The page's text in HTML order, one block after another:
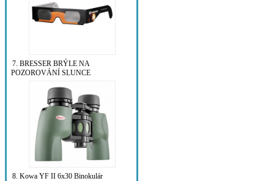
7. BRESSER BRÝLE NA
POZOROVÁNÍ SLUNCE
8. Kowa YF II 6x30 Binokulár